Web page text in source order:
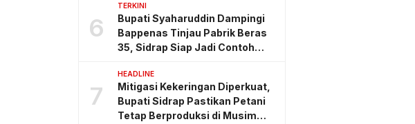
6
TERKINI
Bupati Syaharuddin Dampingi
Bappenas Tinjau Pabrik Beras
35, Sidrap Siap Jadi Contoh
7
HEADLINE
Mitigasi Kekeringan Diperkuat,
Bupati Sidrap Pastikan Petani
Tetap Berproduksi di Musim